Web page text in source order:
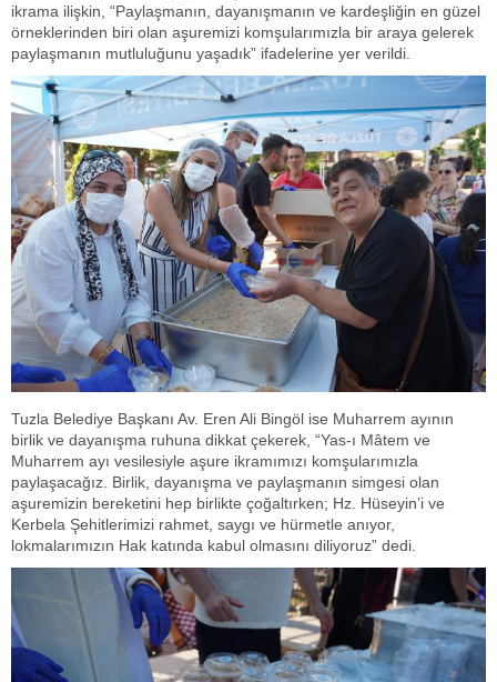
ikrama ilişkin, “Paylaşmanın, dayanışmanın ve kardeşliğin en güzel
örneklerinden biri olan aşuremizi komşularımızla bir araya gelerek
paylaşmanın mutluluğunu yaşadık” ifadelerine yer verildi.
Tuzla Belediye Başkanı Av. Eren Ali Bingöl ise Muharrem ayının
birlik ve dayanışma ruhuna dikkat çekerek, “Yas-ı Mâtem ve
Muharrem ayı vesilesiyle aşure ikramımızı komşularımızla
paylaşacağız. Birlik, dayanışma ve paylaşmanın simgesi olan
aşuremizin bereketini hep birlikte çoğaltırken; Hz. Hüseyin’i ve
Kerbela Şehitlerimizi rahmet, saygı ve hürmetle anıyor,
lokmalarımızın Hak katında kabul olmasını diliyoruz” dedi.